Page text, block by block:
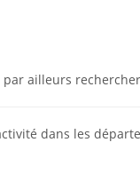
ailleurs
dans les